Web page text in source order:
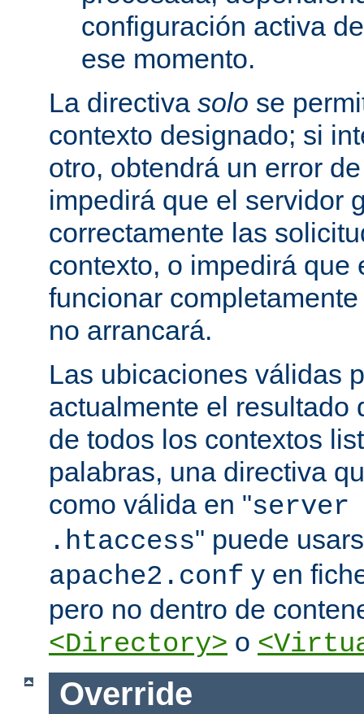
configuración activa
ese momento.
La directiva solo se
contexto designado; si
otro, obtendrá un error
impedirá que el servidor
correctamente las
contexto, o impedirá que
funcionar
no arrancará.
Las ubicaciones válidas
actualmente el resultado
de todos los contextos
palabras, una directiva
como válida en "
.htaccess" puede
apache2.conf y en
pero no dentro de
<Directory> o
Override